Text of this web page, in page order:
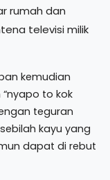
rumah dan
televisi milik
kemudian
to kok
teguran
kayu yang
dapat di rebut